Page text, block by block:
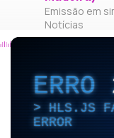
Emissão em
Notícias
ERRO
HLS.JS
ERROR